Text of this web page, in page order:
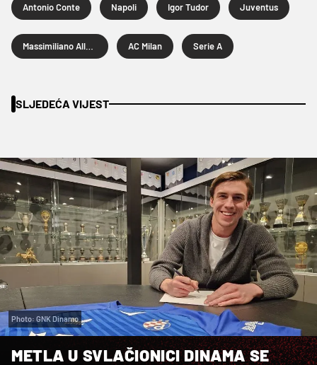
Antonio Conte Napoli Igor Tudor Juventus
AC Milan Serie A
SLJEDEĆA VIJEST
Photo: GNK Dinamo
METLA U SVLAČIONICI DINAMA SE